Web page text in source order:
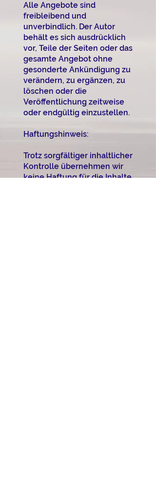
Alle Angebote sind
freibleibend und
unverbindlich. Der Autor
behält es sich ausdrücklich
vor, Teile der Seiten oder das
gesamte Angebot ohne
gesonderte Ankündigung zu
verändern, zu ergänzen, zu
löschen oder die
Veröffentlichung zeitweise
oder endgültig einzustellen.
Haftungshinweis:
Trotz sorgfältiger inhaltlicher
Kontrolle übernehmen wir
keine Haftung für die Inhalte